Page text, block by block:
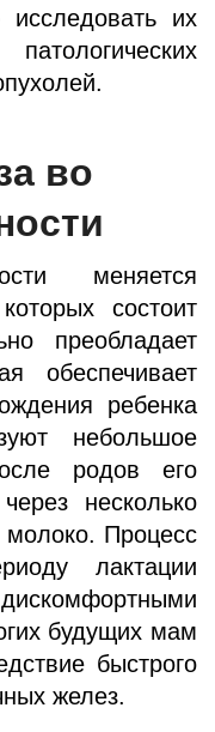
их
во
меняется
состоит
преобладает
обеспечивает
ребенка
небольшое
родов его
несколько
молоко. Процесс
лактации
будущих мам
быстрого
желез.